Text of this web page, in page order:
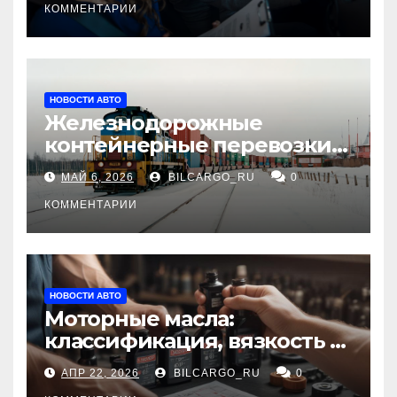
КОММЕНТАРИИ
НОВОСТИ АВТО
Железнодорожные
контейнерные перевозки
из Китая в Россию:
маршруты, сроки и
требования
МАЙ 6, 2026 BILCARGO_RU 0
КОММЕНТАРИИ
НОВОСТИ АВТО
Моторные масла:
классификация, вязкость и
рекомендации по выбору
для различных типов
АПР 22, 2026 BILCARGO_RU 0